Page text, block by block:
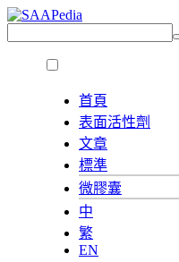
首頁
表面活性劑
文章
標準
微膠囊
中
繁
EN